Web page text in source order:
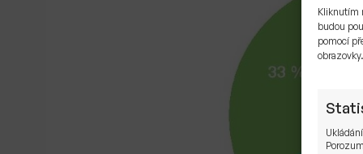
Kliknutím
budou
pomocí
obrazovky.